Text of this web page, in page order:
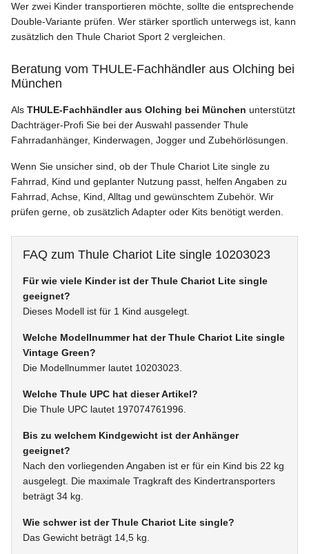
Wer zwei Kinder transportieren möchte, sollte die entsprechende
Double-Variante prüfen. Wer stärker sportlich unterwegs ist, kann
zusätzlich den Thule Chariot Sport 2 vergleichen.
Beratung vom THULE-Fachhändler aus Olching bei
München
Als THULE-Fachhändler aus Olching bei München unterstützt
Dachträger-Profi Sie bei der Auswahl passender Thule
Fahrradanhänger, Kinderwagen, Jogger und Zubehörlösungen.
Wenn Sie unsicher sind, ob der Thule Chariot Lite single zu
Fahrrad, Kind und geplanter Nutzung passt, helfen Angaben zu
Fahrrad, Achse, Kind, Alltag und gewünschtem Zubehör. Wir
prüfen gerne, ob zusätzlich Adapter oder Kits benötigt werden.
FAQ zum Thule Chariot Lite single 10203023
Für wie viele Kinder ist der Thule Chariot Lite single
geeignet?
Dieses Modell ist für 1 Kind ausgelegt.
Welche Modellnummer hat der Thule Chariot Lite single
Vintage Green?
Die Modellnummer lautet 10203023.
Welche Thule UPC hat dieser Artikel?
Die Thule UPC lautet 197074761996.
Bis zu welchem Kindgewicht ist der Anhänger
geeignet?
Nach den vorliegenden Angaben ist er für ein Kind bis 22 kg
ausgelegt. Die maximale Tragkraft des Kindertransporters
beträgt 34 kg.
Wie schwer ist der Thule Chariot Lite single?
Das Gewicht beträgt 14,5 kg.